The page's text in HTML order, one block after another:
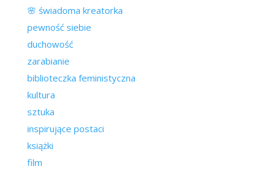
🌸 świadoma kreatorka
pewność siebie
duchowość
zarabianie
biblioteczka feministyczna
kultura
sztuka
inspirujące postaci
książki
film